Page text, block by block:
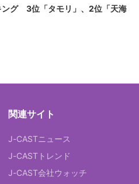
ング 3位「タモリ」、2位「天海
関連サイト
J-CASTニュース
J-CASTトレンド
J-CAST会社ウォッチ